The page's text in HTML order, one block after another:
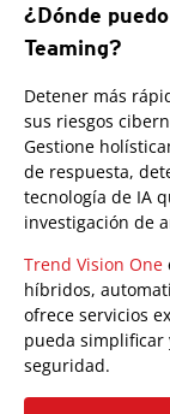
¿Dónde
Teaming?
Detener más
sus riesgos
Gestione
de respuesta,
tecnología de IA
investigación de
Trend Vision One
híbridos,
ofrece servicios
pueda simplificar
seguridad.